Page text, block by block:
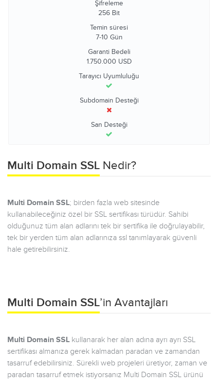
Şifreleme
256 Bit
Temin süresi
7-10 Gün
Garanti Bedeli
1.750.000 USD
Tarayıcı Uyumluluğu
Subdomain Desteği
San Desteği
Multi Domain SSL Nedir?
Multi Domain SSL; birden fazla web sitesinde
kullanabileceğiniz özel bir SSL sertifikası türüdür. Sahibi
olduğunuz tüm alan adlarını tek bir sertifika ile doğrulayabilir,
tek bir yerden tüm alan adlarınıza ssl tanımlayarak güvenli
hale getirebilirsiniz.
Multi Domain SSL’in Avantajları
Multi Domain SSL kullanarak her alan adına ayrı ayrı SSL
sertifikası almanıza gerek kalmadan paradan ve zamandan
tasarruf edebilirsiniz. Sürekli web projeleri üretiyor, zaman ve
paradan tasarruf etmek istiyorsanız Multi Domain SSL ürünü